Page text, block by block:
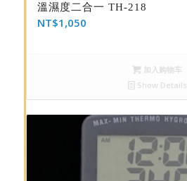
溫濕度二合一 TH-218
NT$1,050
加入购物车
Show Details